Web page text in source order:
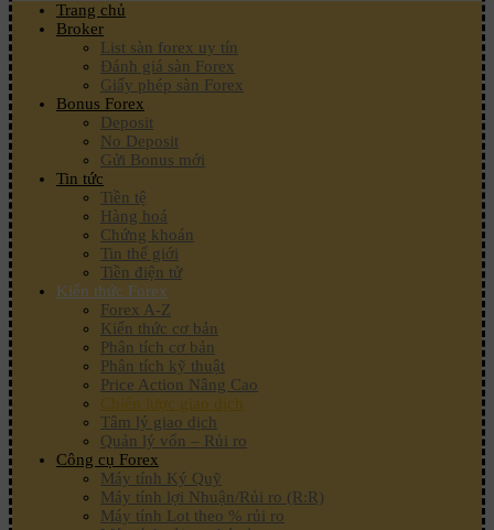
Trang chủ
Broker
List sàn forex uy tín
Đánh giá sàn Forex
Giấy phép sàn Forex
Bonus Forex
Deposit
No Deposit
Gửi Bonus mới
Tin tức
Tiền tệ
Hàng hoá
Chứng khoán
Tin thế giới
Tiền điện tử
Kiến thức Forex
Forex A-Z
Kiến thức cơ bản
Phân tích cơ bản
Phân tích kỹ thuật
Price Action Nâng Cao
Chiến lược giao dịch
Tâm lý giao dịch
Quản lý vốn – Rủi ro
Công cụ Forex
Máy tính Ký Quỹ
Máy tính lợi Nhuận/Rủi ro (R:R)
Máy tính Lot theo % rủi ro